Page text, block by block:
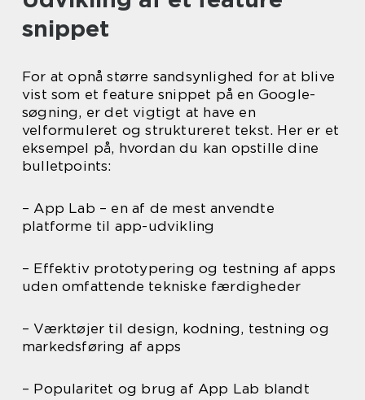
snippet
For at opnå større sandsynlighed for at blive
vist som et feature snippet på en Google-
søgning, er det vigtigt at have en
velformuleret og struktureret tekst. Her er et
eksempel på, hvordan du kan opstille dine
bulletpoints:
– App Lab – en af de mest anvendte
platforme til app-udvikling
– Effektiv prototypering og testning af apps
uden omfattende tekniske færdigheder
– Værktøjer til design, kodning, testning og
markedsføring af apps
– Popularitet og brug af App Lab blandt